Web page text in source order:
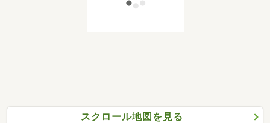
スクロール地図を見る